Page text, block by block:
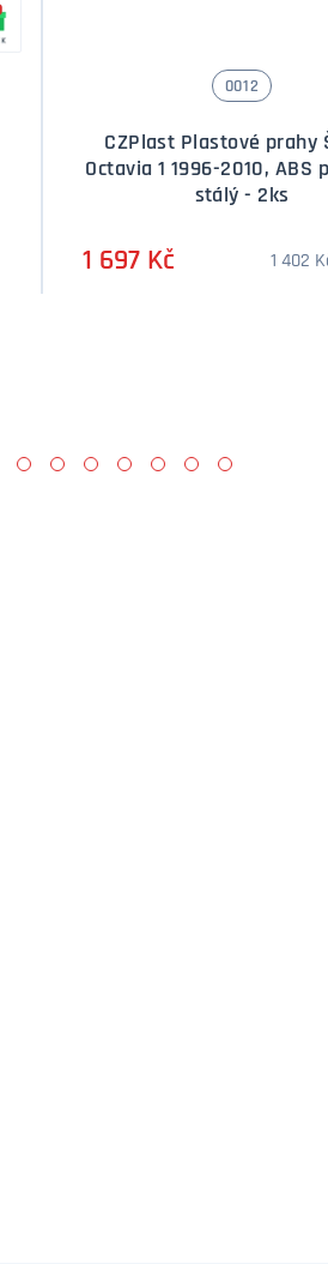
0012
CZPlast Plastové prahy
Octavia 1 1996-2010, ABS
stálý - 2ks
1 697 Kč
1 402